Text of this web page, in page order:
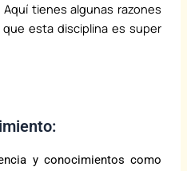
tienes algunas razones
esta disciplina es super
y conocimientos como